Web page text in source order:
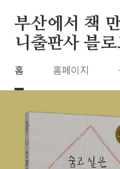
부산에서 책
니출판사 블로
홈 홈페이지